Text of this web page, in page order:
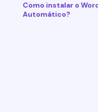
Como instalar o
Automático?